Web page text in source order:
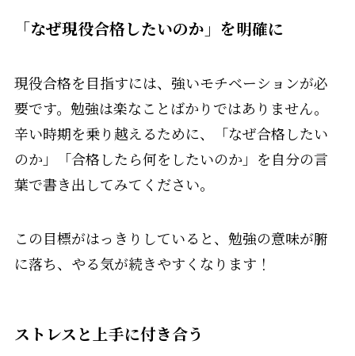
「なぜ現役合格したいのか」を明確に
現役合格を目指すには、強いモチベーションが必
要です。勉強は楽なことばかりではありません。
辛い時期を乗り越えるために、「なぜ合格したい
のか」「合格したら何をしたいのか」を自分の言
葉で書き出してみてください。
この目標がはっきりしていると、勉強の意味が腑
に落ち、やる気が続きやすくなります！
ストレスと上手に付き合う